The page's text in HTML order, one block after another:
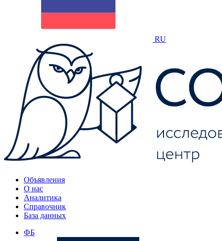
RU
Объявления
О нас
Аналитика
Справочник
База данных
ФБ